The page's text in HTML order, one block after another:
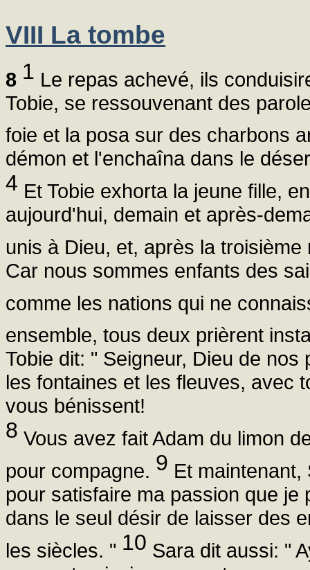
VIII La tombe
8 1 Le repas achevé, ils
Tobie, se ressouvenant des
foie et la posa sur des charbons
démon et l'enchaîna dans le
4 Et Tobie exhorta la jeune fille,
aujourd'hui, demain et après-
unis à Dieu, et, après la
Car nous sommes enfants des
comme les nations qui ne
ensemble, tous deux prièrent
Tobie dit: " Seigneur, Dieu de
les fontaines et les fleuves, avec
vous bénissent!
8 Vous avez fait Adam du limon
pour compagne. 9 Et
pour satisfaire ma passion que
dans le seul désir de laisser des
les siècles. " 10 Sara dit aussi: "